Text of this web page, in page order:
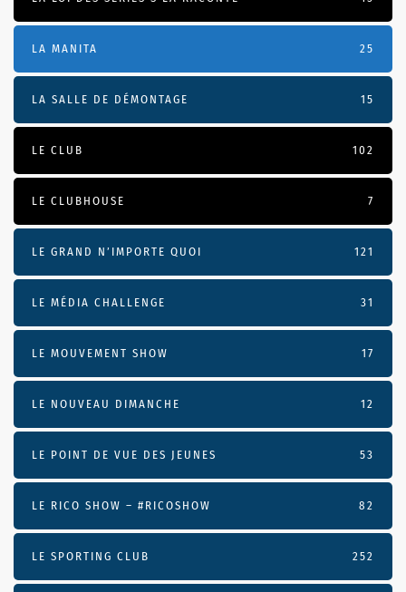
LA MANITA 25
LA SALLE DE DÉMONTAGE 15
LE CLUB 102
LE CLUBHOUSE 7
LE GRAND N’IMPORTE QUOI 121
LE MÉDIA CHALLENGE 31
LE MOUVEMENT SHOW 17
LE NOUVEAU DIMANCHE 12
LE POINT DE VUE DES JEUNES 53
LE RICO SHOW – #RICOSHOW 82
LE SPORTING CLUB 252